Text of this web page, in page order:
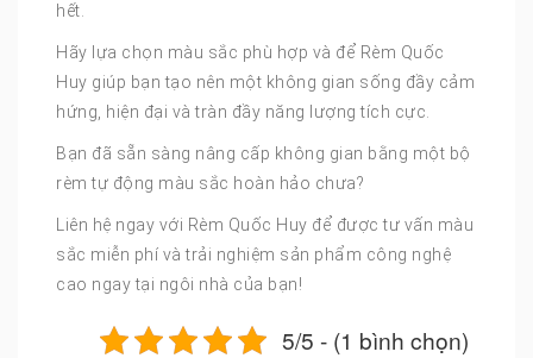
hết.
Hãy lựa chọn màu sắc phù hợp và để Rèm Quốc
Huy giúp bạn tạo nên một không gian sống đầy cảm
hứng, hiện đại và tràn đầy năng lượng tích cực.
Bạn đã sẵn sàng nâng cấp không gian bằng một bộ
rèm tự động màu sắc hoàn hảo chưa?
Liên hệ ngay với Rèm Quốc Huy để được tư vấn màu
sắc miễn phí và trải nghiệm sản phẩm công nghệ
cao ngay tại ngôi nhà của bạn!
5/5 - (1 bình chọn)